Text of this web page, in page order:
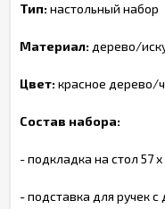
Тип:настольный набор
Материал: дерево/
Цвет:красное дерево/
Состав набора:
- подкладка на стол 57
- подставка для ручек с